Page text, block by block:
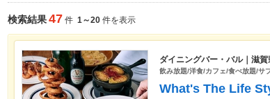
検索結果47 件 1～20 件を表示
ダイニングバー・バル｜滋
飲み放題/洋食/カフェ/食べ放題/サ
What's The Life